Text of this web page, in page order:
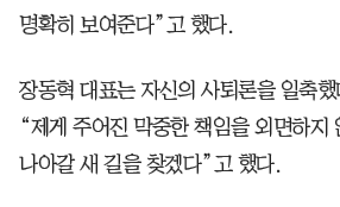
명확히 보여준다”고 했다.
장동혁 대표는 자신의 사퇴론을 일축
“제게 주어진 막중한 책임을 외면하지
나아갈 새 길을 찾겠다”고 했다.